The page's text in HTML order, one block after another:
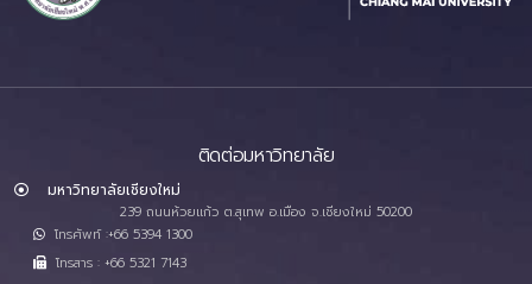
ติดต่อมหาวิทยาลัย
มหาวิทยาลัยเชียงใหม่
239 ถนนห้วยแก้ว ต.สุเทพ อ.เมือง จ.เชียงใหม่ 50200
โทรศัพท์ :+66 5394 1300
โทรสาร : +66 5321 7143